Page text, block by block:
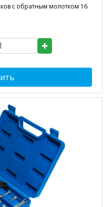
с обратным молотком 16